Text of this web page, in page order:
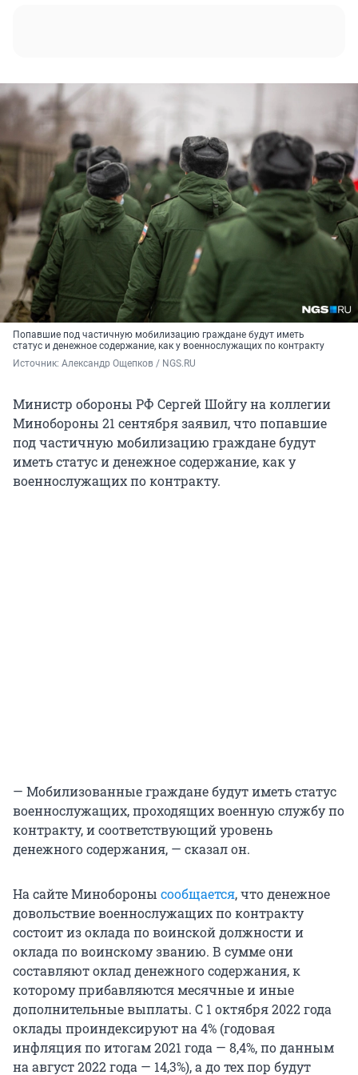
Попавшие под частичную мобилизацию граждане будут иметь
статус и денежное содержание, как у военнослужащих по контракту
Источник: Александр Ощепков / NGS.RU
Министр обороны РФ Сергей Шойгу на коллегии
Минобороны 21 сентября заявил, что попавшие
под частичную мобилизацию граждане будут
иметь статус и денежное содержание, как у
военнослужащих по контракту.
— Мобилизованные граждане будут иметь статус
военнослужащих, проходящих военную службу по
контракту, и соответствующий уровень
денежного содержания, — сказал он.
На сайте Минобороны сообщается, что денежное
довольствие военнослужащих по контракту
состоит из оклада по воинской должности и
оклада по воинскому званию. В сумме они
составляют оклад денежного содержания, к
которому прибавляются месячные и иные
дополнительные выплаты. С 1 октября 2022 года
оклады проиндексируют на 4% (годовая
инфляция по итогам 2021 года — 8,4%, по данным
на август 2022 года — 14,3%), а до тех пор будут